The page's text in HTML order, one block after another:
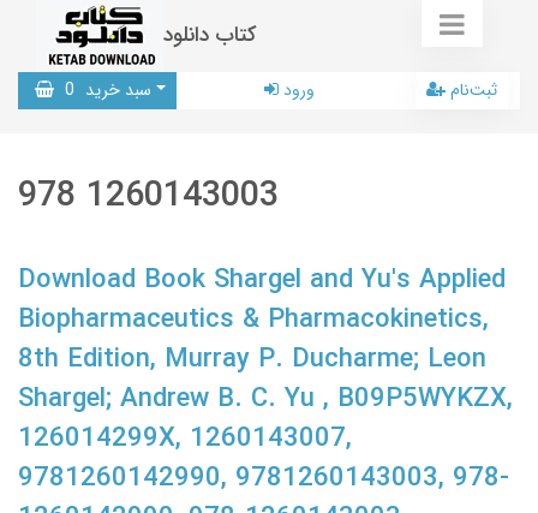
کتاب دانلود
سبد خرید 0 ورود ثبت‌نام
978 1260143003
Download Book Shargel and Yu's Applied
Biopharmaceutics & Pharmacokinetics,
8th Edition, Murray P. Ducharme; Leon
Shargel; Andrew B. C. Yu , B09P5WYKZX,
126014299X, 1260143007,
9781260142990, 9781260143003, 978-